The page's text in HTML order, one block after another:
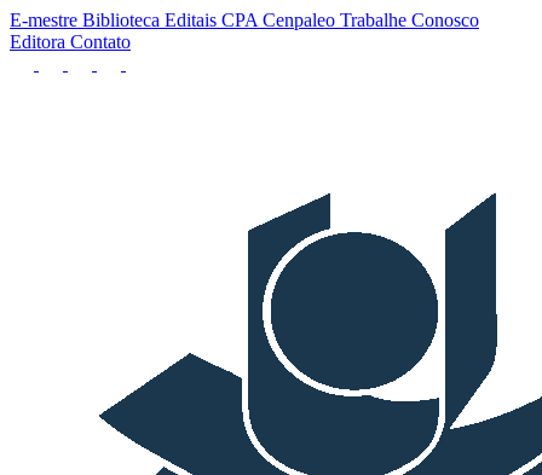
E-mestre Biblioteca Editais CPA Cenpaleo Trabalhe Conosco
Editora Contato